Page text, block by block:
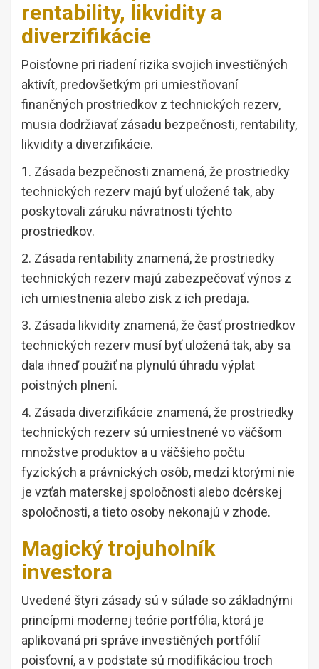
rentability, likvidity a
diverzifikácie
Poisťovne pri riadení rizika svojich investičných
aktivít, predovšetkým pri umiestňovaní
finančných prostriedkov z technických rezerv,
musia dodržiavať zásadu bezpečnosti, rentability,
likvidity a diverzifikácie.
1. Zásada bezpečnosti znamená, že prostriedky
technických rezerv majú byť uložené tak, aby
poskytovali záruku návratnosti týchto
prostriedkov.
2. Zásada rentability znamená, že prostriedky
technických rezerv majú zabezpečovať výnos z
ich umiestnenia alebo zisk z ich predaja.
3. Zásada likvidity znamená, že časť prostriedkov
technických rezerv musí byť uložená tak, aby sa
dala ihneď použiť na plynulú úhradu výplat
poistných plnení.
4. Zásada diverzifikácie znamená, že prostriedky
technických rezerv sú umiestnené vo väčšom
množstve produktov a u väčšieho počtu
fyzických a právnických osôb, medzi ktorými nie
je vzťah materskej spoločnosti alebo dcérskej
spoločnosti, a tieto osoby nekonajú v zhode.
Magický trojuholník
investora
Uvedené štyri zásady sú v súlade so základnými
princípmi modernej teórie portfólia, ktorá je
aplikovaná pri správe investičných portfólií
poisťovní, a v podstate sú modifikáciou troch